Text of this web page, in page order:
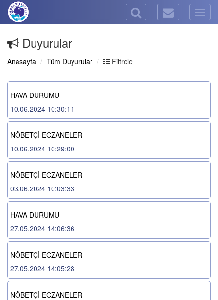
Duyurular
Anasayfa Tüm Duyurular Filtrele
HAVA DURUMU
10.06.2024 10:30:11
NÖBETÇİ ECZANELER
10.06.2024 10:29:00
NÖBETÇİ ECZANELER
03.06.2024 10:03:33
HAVA DURUMU
27.05.2024 14:06:36
NÖBETÇİ ECZANELER
27.05.2024 14:05:28
NÖBETÇİ ECZANELER